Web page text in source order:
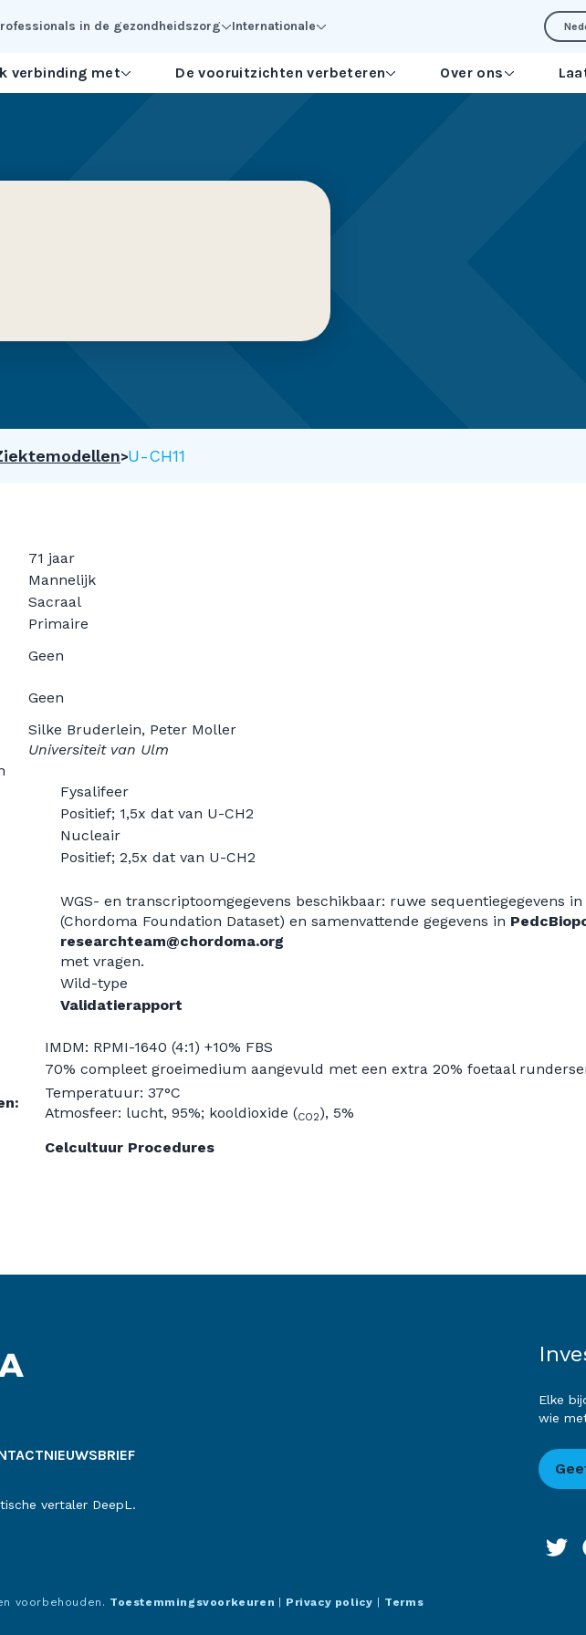
in de gezondheidszorg Internationale
verbinding met De vooruitzichten verbeteren Over ons
U-CH11
71 jaar
Mannelijk
Sacraal
Primaire
Geen
Geen
Silke Bruderlein, Peter Moller
Universiteit van Ulm
Fysalifeer
Positief; 1,5x dat van U-CH2
Nucleair
Positief; 2,5x dat van U-CH2
WGS- en transcriptoomgegevens beschikbaar: ruwe sequentiegegevens in
(Chordoma Foundation Dataset) en samenvattende gegevens in
researchteam@chordoma.org
met vragen.
Wild-type
Validatierapport
IMDM: RPMI-1640 (4:1) +10% FBS
70% compleet groeimedium aangevuld met een extra 20% foetaal
Temperatuur: 37°C
Atmosfeer: lucht, 95%; kooldioxide (CO2), 5%
Celcultuur Procedures
NIEUWSBRIEF
vertaler DeepL.
Elke
wie
voorbehouden. Toestemmingsvoorkeuren Privacy policy
Terms